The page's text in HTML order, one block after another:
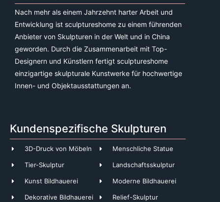
Nach mehr als einem Jahrzehnt harter Arbeit und
Entwicklung ist sculptureshome zu einem führenden
Anbieter von Skulpturen in der Welt und in China
geworden. Durch die Zusammenarbeit mit Top-
Designern und Künstlern fertigt sculptureshome
einzigartige skulpturale Kunstwerke für hochwertige
Innen- und Objektausstattungen an.
Kundenspezifische Skulpturen
3D-Druck von Möbeln
Tier-Skulptur
Kunst Bildhauerei
Dekorative Bildhauerei
Menschliche Statue
Landschaftsskulptur
Moderne Bildhauerei
Relief-Skulptur